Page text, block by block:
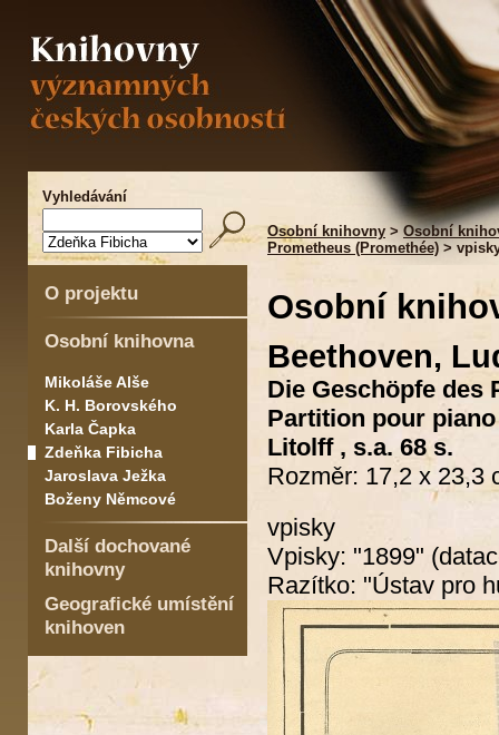
Vyhledávání
Osobní knihovny > Osobní
Prometheus (Promethée) >
O projektu
Osobní knihovna
Mikoláše Alše
K. H. Borovského
Karla Čapka
Zdeňka Fibicha
Jaroslava Ježka
Boženy Němcové
Další dochované
knihovny
Geografické umístění
knihoven
Osobní
Beethoven,
Die Geschöpfe des
Partition pour
Litolff , s.a. 68 s.
Rozměr: 17,2 x 23,3
vpisky
Vpisky: "1899"
Razítko: "Ústav pro